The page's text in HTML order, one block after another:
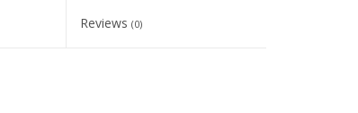
Reviews(0)